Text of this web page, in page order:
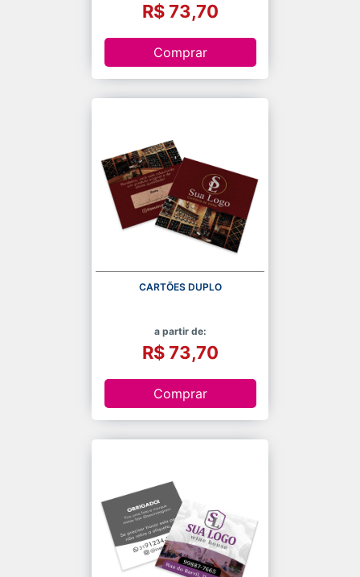
R$ 73,70
Comprar
CARTÕES DUPLO
a partir de:
R$ 73,70
Comprar